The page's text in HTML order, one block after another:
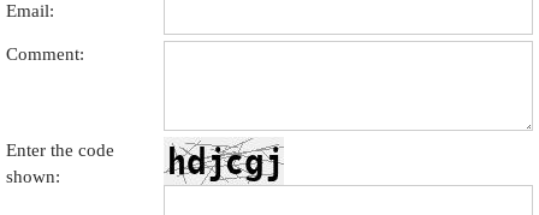
Email:
Comment:
Enter the code
shown: